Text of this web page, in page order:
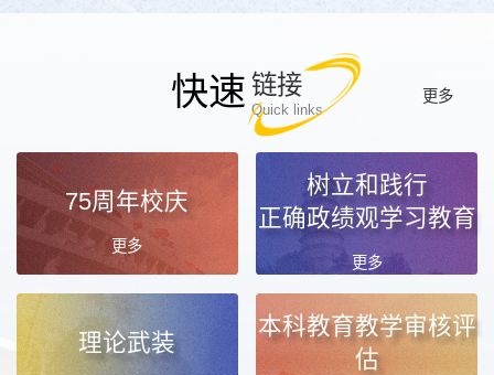
快速 链接
Quick links
更多
75周年校庆
更多
树立和践行
正确政绩观学习教育
更多
理论武装
本科教育教学审核评
估